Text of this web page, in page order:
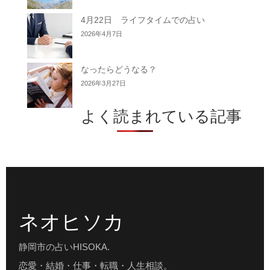
4月22日 ライフタイムでの占い
2026年4月7日
なったらどうなる？
2026年3月27日
よく読まれている記事
ネオヒソカ
静岡市の占いHISOKA.
恋愛・結婚・仕事・転職・人生相談。